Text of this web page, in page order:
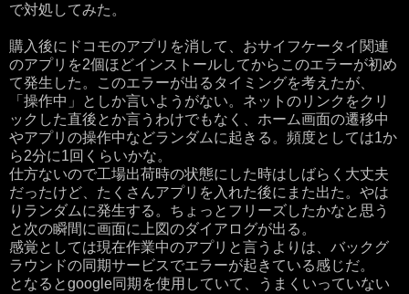
で対処してみた。
購入後にドコモのアプリを消して、おサイフケータイ関連
のアプリを2個ほどインストールしてからこのエラーが初め
て発生した。このエラーが出るタイミングを考えたが、
「操作中」としか言いようがない。ネットのリンクをクリ
ックした直後とか言うわけでもなく、ホーム画面の遷移中
やアプリの操作中などランダムに起きる。頻度としては1か
ら2分に1回くらいかな。
仕方ないので工場出荷時の状態にした時はしばらく大丈夫
だったけど、たくさんアプリを入れた後にまた出た。やは
りランダムに発生する。ちょっとフリーズしたかなと思う
と次の瞬間に画面に上図のダイアログが出る。
感覚としては現在作業中のアプリと言うよりは、バックグ
ラウンドの同期サービスでエラーが起きている感じだ。
となるとgoogle同期を使用していて、うまくいっていない